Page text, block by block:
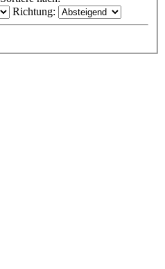
Richtung: